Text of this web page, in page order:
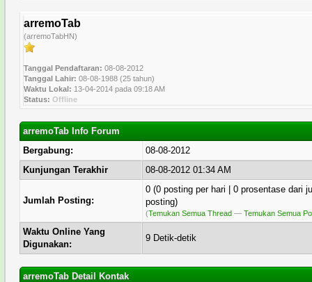
arremoTab
(arremoTabHN)
Tanggal Pendaftaran: 08-08-2012
Tanggal Lahir: 08-08-1988 (25 tahun)
Waktu Lokal: 13-04-2014 pada 09:18 AM
Status: Offline
arremoTab Info Forum
Bergabung:
08-08-2012
Kunjungan Terakhir
08-08-2012 01:34 AM
Jumlah Posting:
0 (0 posting per hari | 0 prosentase dari
posting)
(Temukan Semua Thread —Temukan Semua
Waktu Online Yang
Digunakan:
9 Detik-detik
arremoTab Detail Kontak